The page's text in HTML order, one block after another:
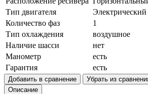
Тип двигателя
Электрический
Количество фаз
1
Тип охлаждения
воздушное
Наличие шасси
нет
Манометр
есть
Гарантия
есть
Добавить в сравнение
Убрать из
Описание